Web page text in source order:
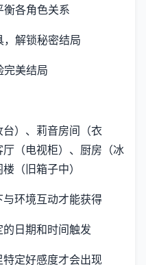
各角色关系
解锁秘密结局
完美结局
）、莉音房间（衣
（电视柜）、厨房（冰
（旧箱子中）
环境互动才能获得
日期和时间触发
定好感度才会出现